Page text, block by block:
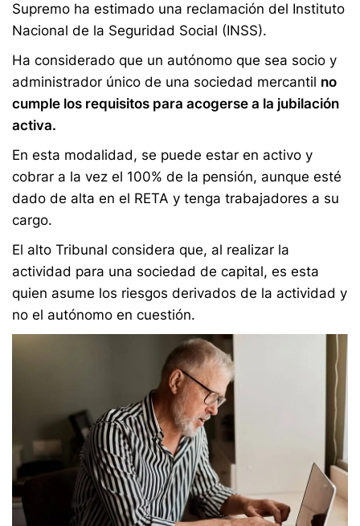
Supremo ha estimado una reclamación del Instituto
Nacional de la Seguridad Social (INSS).
Ha considerado que un autónomo que sea socio y
administrador único de una sociedad mercantil no
cumple los requisitos para acogerse a la jubilación
activa.
En esta modalidad, se puede estar en activo y
cobrar a la vez el 100% de la pensión, aunque esté
dado de alta en el RETA y tenga trabajadores a su
cargo.
El alto Tribunal considera que, al realizar la
actividad para una sociedad de capital, es esta
quien asume los riesgos derivados de la actividad y
no el autónomo en cuestión.